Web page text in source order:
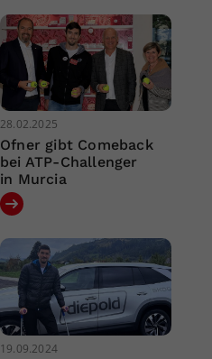
28.02.2025
Ofner gibt Comeback
bei ATP-Challenger
in Murcia
19.09.2024